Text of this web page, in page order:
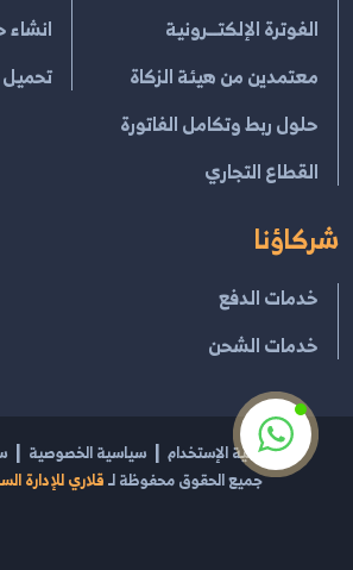
الفوترة الإلكتــرونية
معتمدين من هيئة الزكاة
حلول ربط وتكامل الفاتورة
القطاع التجاري
تحميل
شركاؤنا
خدمات الدفع
خدمات الشحن
إتفاقية الإستخدام سياسية الخصوصية
جميع الحقوق محفوظة لـقلاري للإدارة